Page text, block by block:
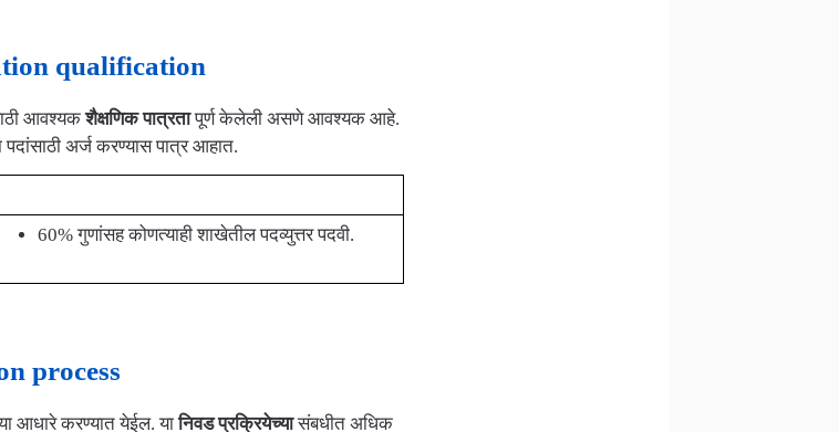
qualification
आवश्यकशैक्षणिक पात्रतापूर्ण केलेली असणे आवश्यक आहे.
अर्ज करण्यास पात्र आहात.
60% गुणांसह कोणत्याही शाखेतील पदव्युत्तर पदवी.
process
आधारे करण्यात येईल. यानिवड प्रक्रियेच्यासंबधीत अधिक